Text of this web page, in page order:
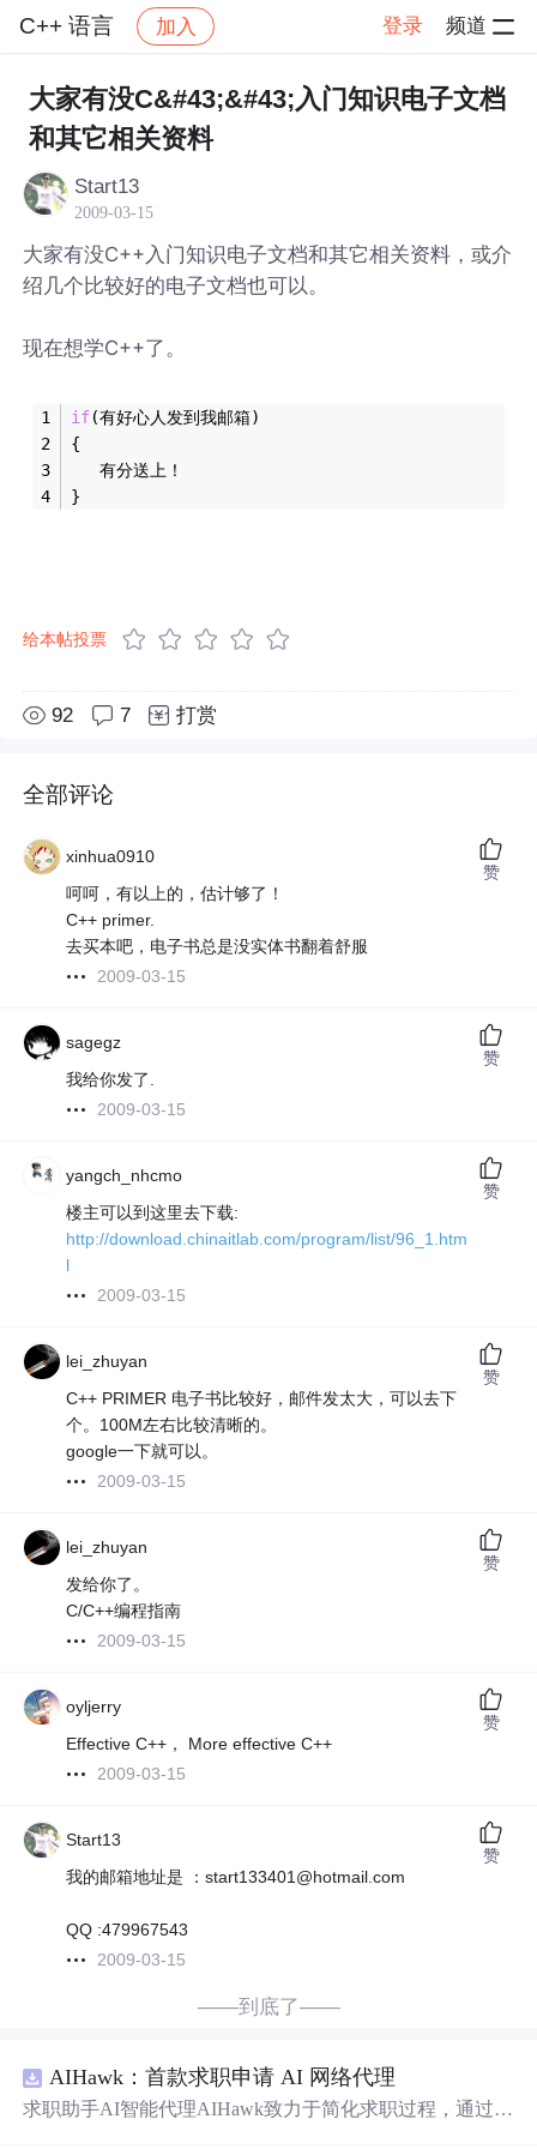
C++ 语言 加入 登录 频道
社区 C++ 语言 帖子详情
大家有没C&#43;&#43;入门知识电子文档
和其它相关资料
Start13
2009-03-15
大家有没C++入门知识电子文档和其它相关资料，或介
绍几个比较好的电子文档也可以。
现在想学C++了。
if(有好心人发到我邮箱)
{
   有分送上！
}
给本帖投票
92 7 打赏
全部评论
xinhua0910
呵呵，有以上的，估计够了！
C++ primer.
去买本吧，电子书总是没实体书翻着舒服
2009-03-15
赞
sagegz
我给你发了.
2009-03-15
赞
yangch_nhcmo
楼主可以到这里去下载:
http://download.chinaitlab.com/program/list/96_1.htm
l
2009-03-15
赞
lei_zhuyan
C++ PRIMER 电子书比较好，邮件发太大，可以去下
个。100M左右比较清晰的。
google一下就可以。
2009-03-15
赞
lei_zhuyan
发给你了。
C/C++编程指南
2009-03-15
赞
oyljerry
Effective C++， More effective C++
2009-03-15
赞
Start13
我的邮箱地址是 ：start133401@hotmail.com
QQ :479967543
2009-03-15
赞
——到底了——
AIHawk：首款求职申请 AI 网络代理
求职助手AI智能代理AIHawk致力于简化求职过程，通过自